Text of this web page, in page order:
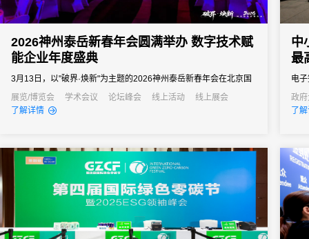
2026神州泰岳新春年会圆满举办 数字技术赋
能企业年度盛典
3月13日，以"破界·焕新"为主题的2026神州泰岳新春年会在北京国
家会议中心成功举办。来自全国的1600余名泰岳人齐聚一堂，回望
2025奋进征程，共启AI时代的战略新征程，以"破认知之界、破人效
展览/博览会 学术会议 论坛峰会 线上活动
线上展会
了解详情
中
最
电
计
通
政
公
了